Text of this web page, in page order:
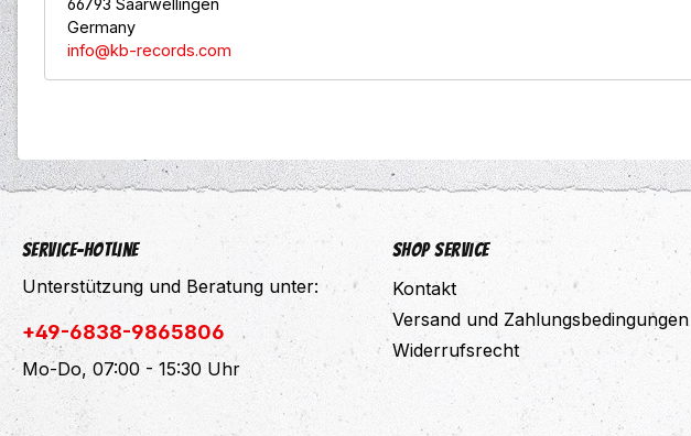
66793 Saarwellingen
Germany
info@kb-records.com
Service-Hotline
Unterstützung und Beratung unter:
+49-6838-9865806
Mo-Do, 07:00 - 15:30 Uhr
Shop Service
Kontakt
Versand und Zahlungsbedingungen
Widerrufsrecht